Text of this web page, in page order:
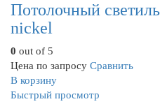
Потолочный
nickel
0 out of 5
Цена по запросу Сравнить
В корзину
Быстрый просмотр